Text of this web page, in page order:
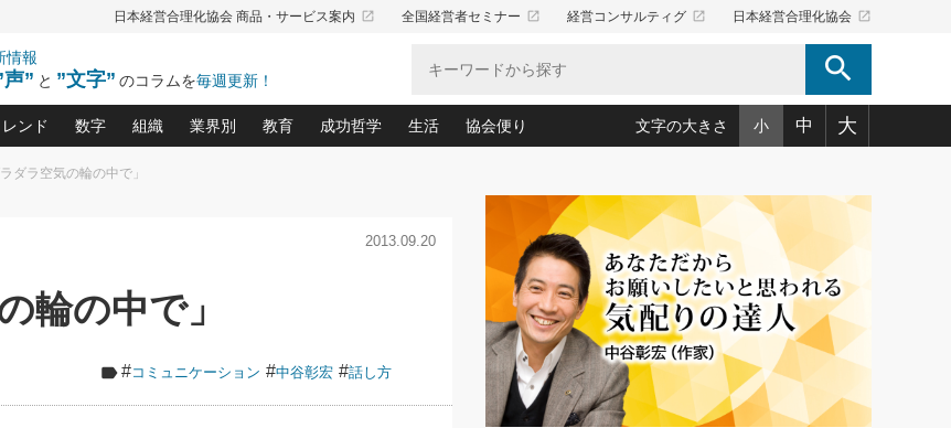
日本経営合理化協会 商品・サービス案内 launch 全国経営者セミナー launch 経営コンサルティグ launch 日本経営合理化協会 launch
情報
声” と ”文字” のコラムを毎週更新！ search
第86回 「言葉狩り」
もっとみる
の極意
おきたい、知っておきたい、やってお
産管理講座(95)
・グジバチの『経営戦略の新常識』(12)
「社長の３分間スピーチ」ネタ帳(159)
レンド
村森の「今月のヒット商品」(109)
社長のメシの種 4.0(206)
数字
会社を守り抜くための緊急対策(100)
強い決算書の会社はココが違う！(36)
損益分岐点を下げる、Ｐ／Ｌ不況時代の新戦略(12)
組織
賃金決定の定石(68)
顧客・社員・社会から支持される「ウェルビーイング経営入
門」(23)
業界別
大久保一彦の“流行る”お店の仕組みづくり(210)
柿内幸夫─社長のための現場改善(174)
教育
あなただからお願いしたいと思われる 気配りの達人(127)
クレーム対応の新知識と新常識(57)
デキル社員に育てる！ 社員教育の決め手(203)
東川鷹年の「中小企業の人育て」(38)
成功哲学
中国哲学に学ぶ 不況は会社守成の好機(38)
令和時代の「社長の人間力の磨き方」(86)
先人の名句名言の教え 東洋思想に学ぶ経営学(132)
渡部昇一の「日本の指導者たち」(32)
経営に活かす“十八史略”(30)
生活
おのころ心平の ──社長のための「か・ら・だマネジメント」
(50)
デジタルＡＶを味方に！新・仕事術(180)
リーダー脳の鍛え方(32)
ワインを楽しむ基礎レッスン(12)
必読！社長が読むべき今月の4冊(88)
眼と耳で楽しむ読書術(162)
協会便り
「愛読者通信」著者インタビュー(44)
ビジネス見聞録 経営ニュース(100)
作間信司の経営無形庵(けいえいむぎょうあん)(166)
経営セミナー情報局(1)
繁栄への着眼点 牟田太陽(76)
講話を聞いて学ぼう 実学・耳学・磨く「ミミガク」のすすめ
文字の大きさ 小 中 大
ダラ空気の輪の中で」
2013.09.20
輪の中で」
#コミュニケーション #中谷彰宏 #話し方